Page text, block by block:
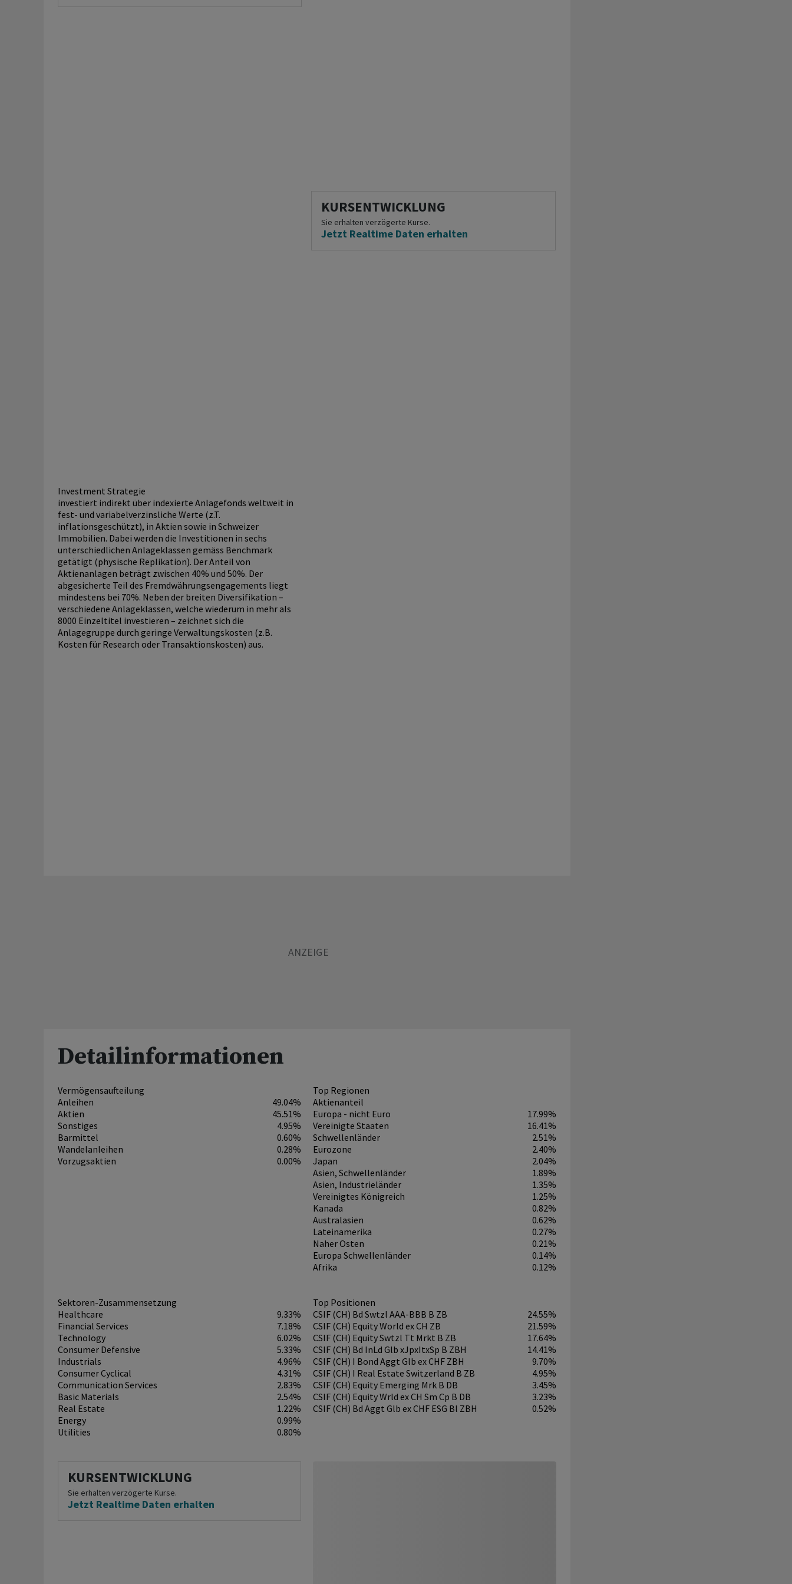
KURSENTWICKLUNG
Sie erhalten verzögerte Kurse.
Jetzt Realtime Daten erhalten
Investment Strategie
investiert indirekt über indexierte Anlagefonds weltweit in
fest- und variabelverzinsliche Werte (z.T.
inflationsgeschützt), in Aktien sowie in Schweizer
Immobilien. Dabei werden die Investitionen in sechs
unterschiedlichen Anlageklassen gemäss Benchmark
getätigt (physische Replikation). Der Anteil von
Aktienanlagen beträgt zwischen 40% und 50%. Der
abgesicherte Teil des Fremdwährungsengagements liegt
mindestens bei 70%. Neben der breiten Diversifikation –
verschiedene Anlageklassen, welche wiederum in mehr als
8000 Einzeltitel investieren – zeichnet sich die
Anlagegruppe durch geringe Verwaltungskosten (z.B.
Kosten für Research oder Transaktionskosten) aus.
Detailinformationen
Vermögensaufteilung
Anleihen
49.04%
Aktien
45.51%
Sonstiges
4.95%
Barmittel
0.60%
Wandelanleihen
0.28%
Vorzugsaktien
0.00%
Top Regionen
Aktienanteil
Europa - nicht Euro
17.99%
Vereinigte Staaten
16.41%
Schwellenländer
2.51%
Eurozone
2.40%
Japan
2.04%
Asien, Schwellenländer
1.89%
Asien, Industrieländer
1.35%
Vereinigtes Königreich
1.25%
Kanada
0.82%
Australasien
0.62%
Lateinamerika
0.27%
Naher Osten
0.21%
Europa Schwellenländer
0.14%
Afrika
0.12%
Sektoren-Zusammensetzung
Healthcare
9.33%
Financial Services
7.18%
Technology
6.02%
Consumer Defensive
5.33%
Industrials
4.96%
Consumer Cyclical
4.31%
Communication Services
2.83%
Basic Materials
2.54%
Real Estate
1.22%
Energy
0.99%
Utilities
0.80%
Top Positionen
CSIF (CH) Bd Swtzl AAA-BBB B ZB
24.55%
CSIF (CH) Equity World ex CH ZB
21.59%
CSIF (CH) Equity Swtzl Tt Mrkt B ZB
17.64%
CSIF (CH) Bd InLd Glb xJpxItxSp B ZBH
14.41%
CSIF (CH) I Bond Aggt Glb ex CHF ZBH
9.70%
CSIF (CH) I Real Estate Switzerland B ZB
4.95%
CSIF (CH) Equity Emerging Mrk B DB
3.45%
CSIF (CH) Equity Wrld ex CH Sm Cp B DB
3.23%
CSIF (CH) Bd Aggt Glb ex CHF ESG Bl ZBH
0.52%
KURSENTWICKLUNG
Sie erhalten verzögerte Kurse.
Jetzt Realtime Daten erhalten